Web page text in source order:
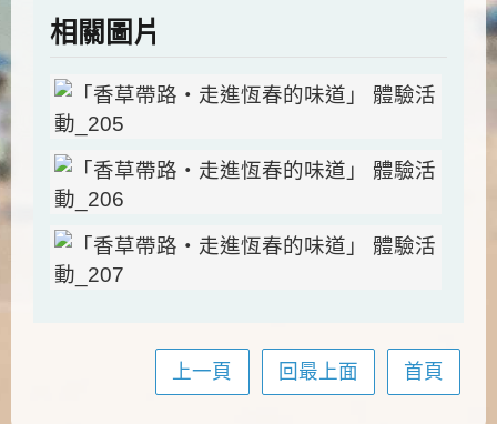
相關圖片
上一頁 回最上面 首頁